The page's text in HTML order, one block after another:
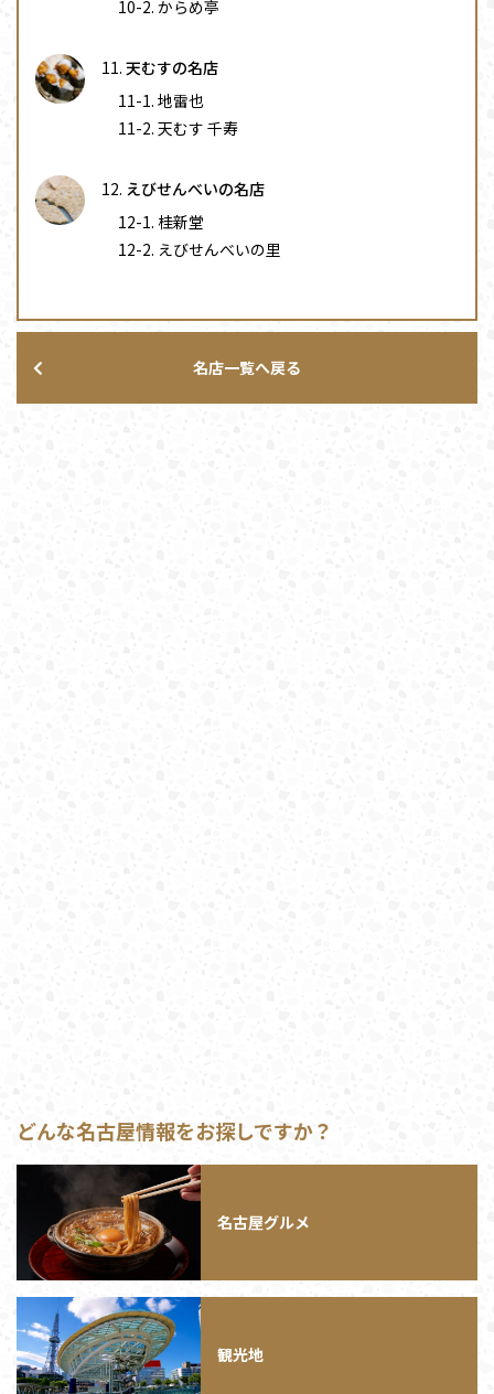
からめ亭
天むすの名店
地雷也
天むす 千寿
えびせんべいの名店
桂新堂
えびせんべいの里
名店一覧へ戻る
どんな名古屋情報をお探しですか？
名古屋グルメ
観光地